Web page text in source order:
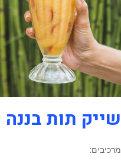
שייק תות בננה
מרכיבים: